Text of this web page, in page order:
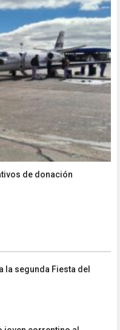
de donación
la segunda Fiesta del